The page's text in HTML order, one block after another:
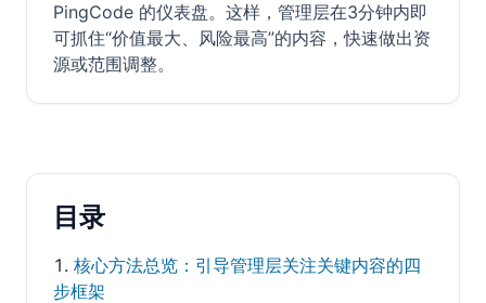
PingCode 的仪表盘。这样，管理层在3分钟内即
可抓住“价值最大、风险最高”的内容，快速做出资
源或范围调整。
目录
核心方法总览：引导管理层关注关键内容的四
步框架